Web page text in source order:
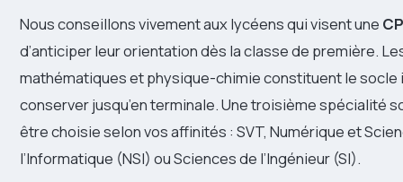
Nous conseillons vivement aux lycéens qui visent une
d’anticiper leur orientation dès la classe de première.
mathématiques et physique-chimie constituent le socle
conserver jusqu’en terminale. Une troisième spécialité
être choisie selon vos affinités : SVT, Numérique et
l’Informatique (NSI) ou Sciences de l’Ingénieur (SI).